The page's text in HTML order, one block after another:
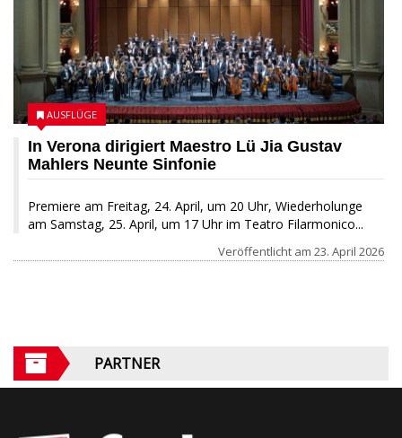
In Verona dirigiert Maestro Lü Jia Gustav
Mahlers Neunte Sinfonie
Premiere am Freitag, 24. April, um 20 Uhr, Wiederholunge
am Samstag, 25. April, um 17 Uhr im Teatro Filarmonico...
AUSFLÜGE
Veröffentlicht am 23. April 2026
PARTNER